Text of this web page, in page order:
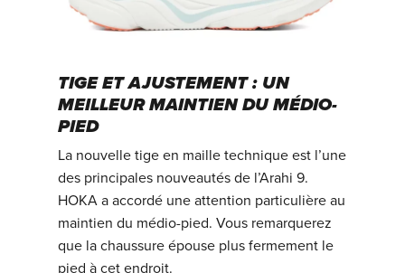
TIGE ET AJUSTEMENT : UN
MEILLEUR MAINTIEN DU MÉDIO-
PIED
La nouvelle tige en maille technique est l’une
des principales nouveautés de l’Arahi 9.
HOKA a accordé une attention particulière au
maintien du médio-pied. Vous remarquerez
que la chaussure épouse plus fermement le
pied à cet endroit.